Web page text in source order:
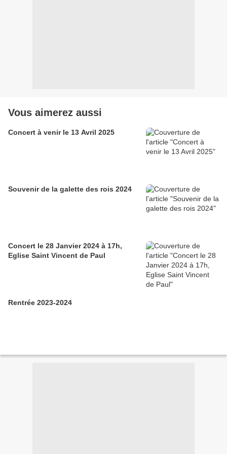
Vous aimerez aussi
Concert à venir le 13 Avril 2025
Souvenir de la galette des rois 2024
Concert le 28 Janvier 2024 à 17h,
Eglise Saint Vincent de Paul
Rentrée 2023-2024